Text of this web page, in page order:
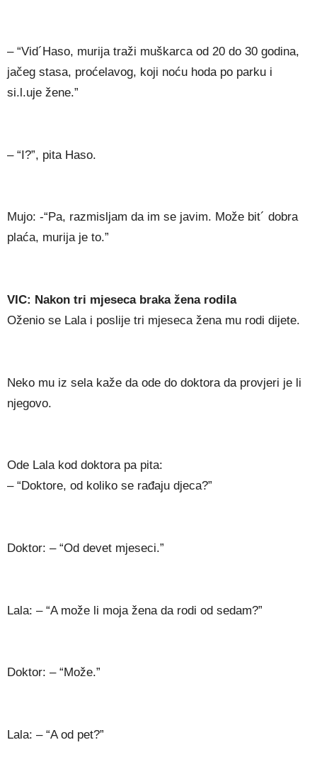
– “Vid´Haso, murija traži muškarca od 20 do 30 godina,
jačeg stasa, proćelavog, koji noću hoda po parku i
si.l.uje žene.”
– “I?”, pita Haso.
Mujo: -“Pa, razmisljam da im se javim. Može bit´ dobra
plaća, murija je to.”
VIC: Nakon tri mjeseca braka žena rodila
Oženio se Lala i poslije tri mjeseca žena mu rodi dijete.
Neko mu iz sela kaže da ode do doktora da provjeri je li
njegovo.
Ode Lala kod doktora pa pita:
– “Doktore, od koliko se rađaju djeca?”
Doktor: – “Od devet mjeseci.”
Lala: – “A može li moja žena da rodi od sedam?”
Doktor: – “Može.”
Lala: – “A od pet?”